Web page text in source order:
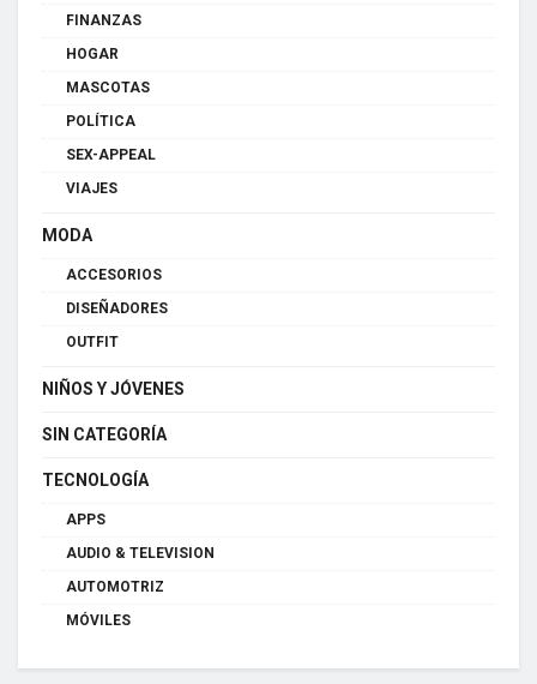
FINANZAS
HOGAR
MASCOTAS
POLÍTICA
SEX-APPEAL
VIAJES
MODA
ACCESORIOS
DISEÑADORES
OUTFIT
NIÑOS Y JÓVENES
SIN CATEGORÍA
TECNOLOGÍA
APPS
AUDIO & TELEVISION
AUTOMOTRIZ
MÓVILES